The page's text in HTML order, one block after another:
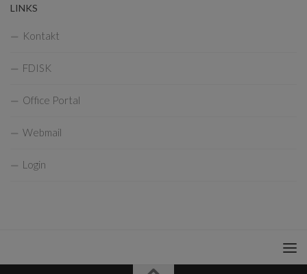
LINKS
Kontakt
FDISK
Office Portal
Webmail
Login